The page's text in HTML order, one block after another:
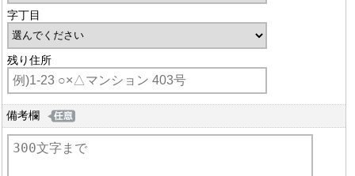
字丁目
残り住所
備考欄